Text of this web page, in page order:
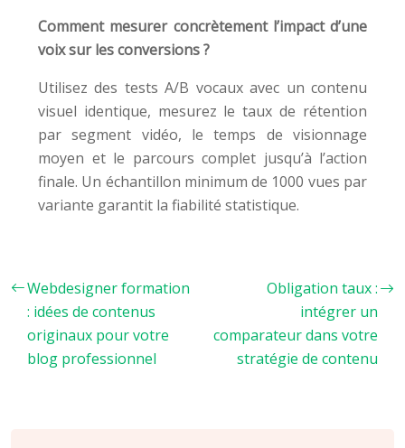
Comment mesurer concrètement l’impact d’une
voix sur les conversions ?
Utilisez des tests A/B vocaux avec un contenu
visuel identique, mesurez le taux de rétention
par segment vidéo, le temps de visionnage
moyen et le parcours complet jusqu’à l’action
finale. Un échantillon minimum de 1000 vues par
variante garantit la fiabilité statistique.
Webdesigner formation
: idées de contenus
originaux pour votre
blog professionnel
Obligation taux :
intégrer un
comparateur dans votre
stratégie de contenu